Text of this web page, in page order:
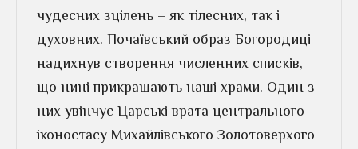
чудесних зцілень – як тілесних, так і
духовних. Почаївський образ Богородиці
надихнув створення численних списків,
що нині прикрашають наші храми. Один з
них увінчує Царські врата центрального
іконостасу Михайлівського Золотоверхого